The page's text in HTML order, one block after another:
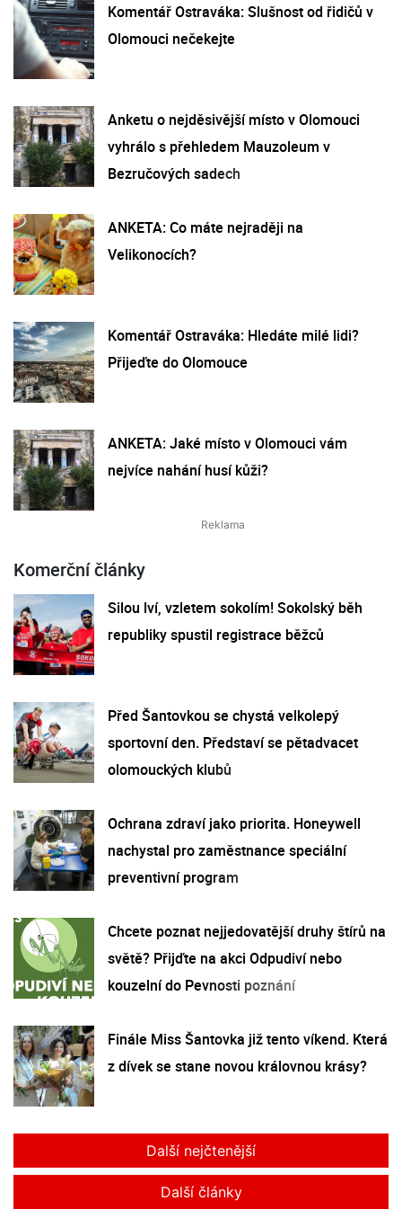
Komentář Ostraváka: Slušnost od řidičů v
Olomouci nečekejte
Anketu o nejděsivější místo v Olomouci
vyhrálo s přehledem Mauzoleum v
Bezručových sadech
ANKETA: Co máte nejraději na
Velikonocích?
Komentář Ostraváka: Hledáte milé lidi?
Přijeďte do Olomouce
ANKETA: Jaké místo v Olomouci vám
nejvíce nahání husí kůži?
Komerční články
Silou lví, vzletem sokolím! Sokolský běh
republiky spustil registrace běžců
Před Šantovkou se chystá velkolepý
sportovní den. Představí se pětadvacet
olomouckých klubů
Ochrana zdraví jako priorita. Honeywell
nachystal pro zaměstnance speciální
preventivní program
Chcete poznat nejjedovatější druhy štírů na
světě? Přijďte na akci Odpudiví nebo
kouzelní do Pevnosti poznání
Finále Miss Šantovka již tento víkend. Která
z dívek se stane novou královnou krásy?
Další nejčtenější
Další články